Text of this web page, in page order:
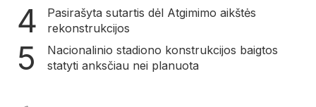
Pasirašyta sutartis dėl Atgimimo aikštės
rekonstrukcijos
Nacionalinio stadiono konstrukcijos baigtos
statyti anksčiau nei planuota